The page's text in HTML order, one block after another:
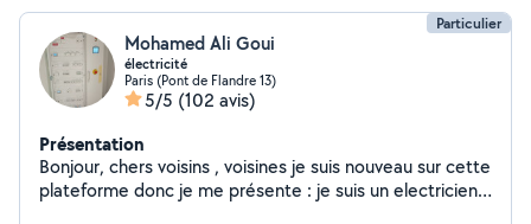
Particulier
Mohamed Ali Goui
électricité
Paris (Pont de Flandre 13)
5/5 (102 avis)
Présentation
Bonjour, chers voisins , voisines je suis nouveau sur cette
plateforme donc je me présente : je suis un electricien